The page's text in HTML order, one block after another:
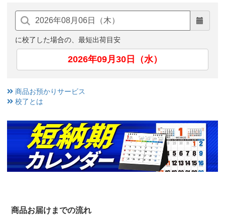
に校了した場合の、最短出荷目安
2026年09月30日（水）
商品お預かりサービス
校了とは
商品お届けまでの流れ